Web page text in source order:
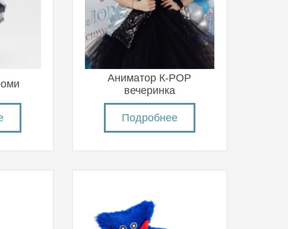
Аниматор К-POP
вечеринка
Подробнее